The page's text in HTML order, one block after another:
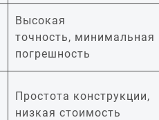
Высокая
точность, минимальная
погрешность
Простота конструкции,
низкая стоимость